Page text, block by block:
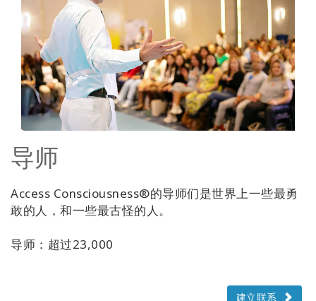
导师
Access Consciousness®的导师们是世界上一些最勇
敢的人，和一些最古怪的人。
导师：超过23,000
建立联系